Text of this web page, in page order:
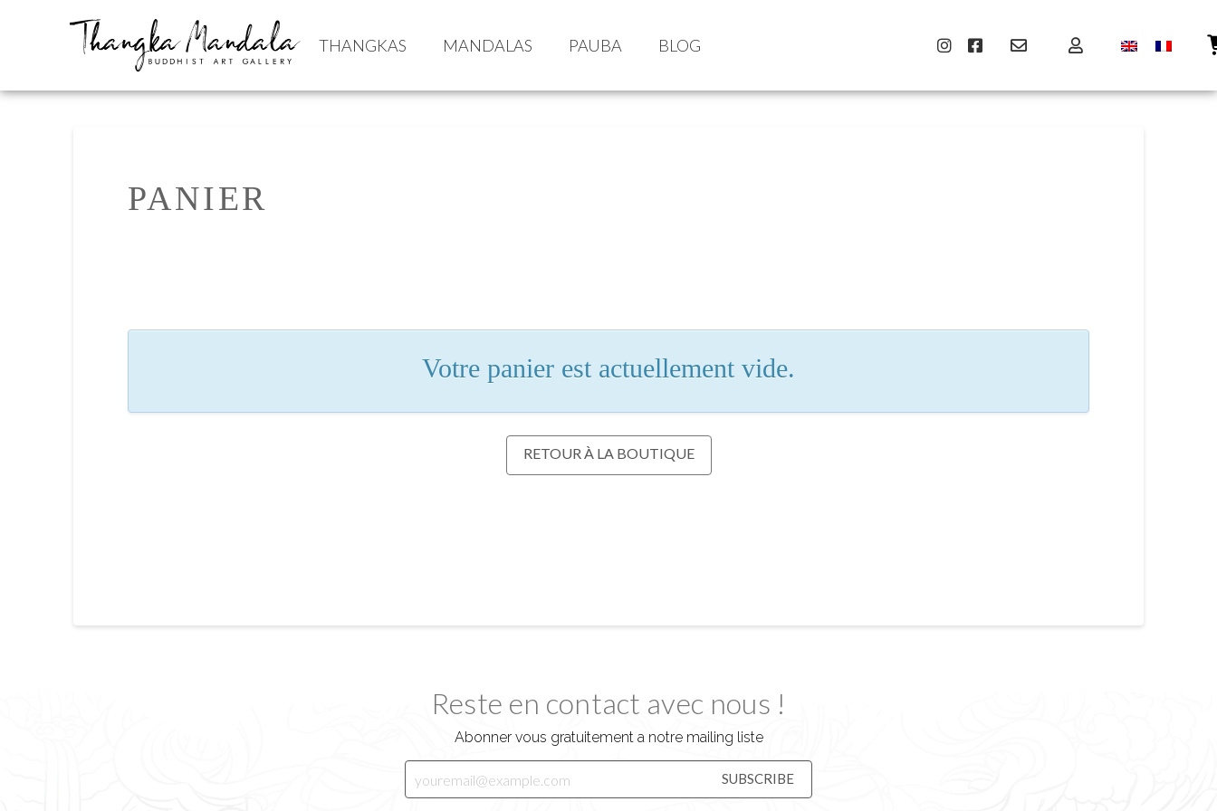
THANGKAS MANDALAS PAUBA BLOG
PANIER
Votre panier est actuellement vide.
RETOUR À LA BOUTIQUE
Reste en contact avec nous !
Abonner vous gratuitement a notre mailing liste